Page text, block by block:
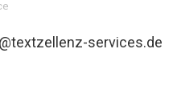
services.de